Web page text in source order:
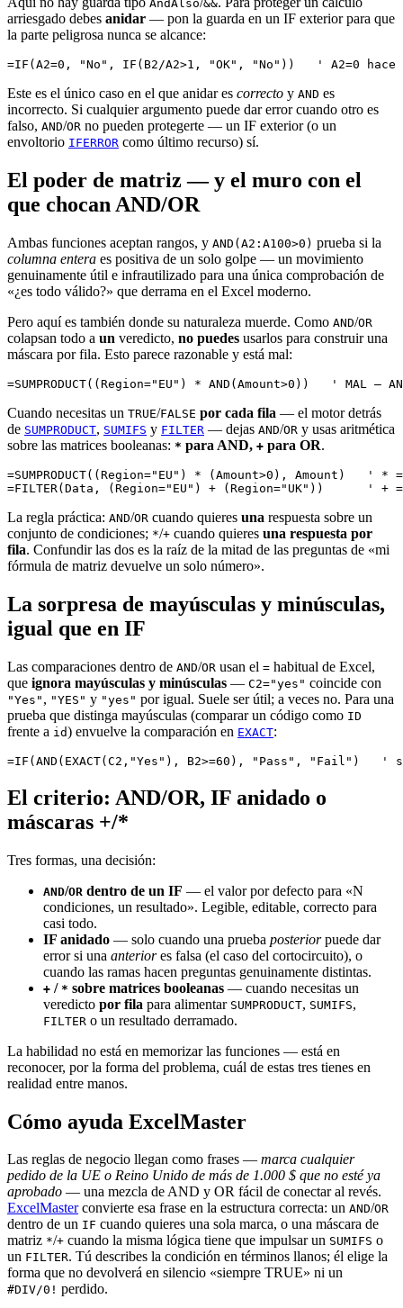
AndAlso &&
arriesgado debes anidar — pon la guarda en un IF exterior para que
la parte peligrosa nunca se alcance:
Este es el único caso en el que anidar es correcto y AND es
incorrecto. Si cualquier argumento puede dar error cuando otro es
falso, AND/OR no pueden protegerte — un IF exterior (o un
envoltorio IFERROR como último recurso) sí.
El poder de matriz — y el muro con el
que chocan AND/OR
Ambas funciones aceptan rangos, y AND(A2:A100>0) prueba si la
columna entera es positiva de un solo golpe — un movimiento
genuinamente útil e infrautilizado para una única comprobación de
«¿es todo válido?» que derrama en el Excel moderno.
Pero aquí es también donde su naturaleza muerde. Como AND/OR
colapsan todo a un veredicto, no puedes usarlos para construir una
máscara por fila. Esto parece razonable y está mal:
Cuando necesitas un TRUE/FALSE por cada fila — el motor detrás
de SUMPRODUCT, SUMIFS y FILTER — dejas AND/OR y usas aritmética
sobre las matrices booleanas: * para AND, + para OR.
=SUMPRODUCT((Region="EU") * (Amount>0), Amount)
La regla práctica: AND/OR cuando quieres una respuesta sobre un
conjunto de condiciones; */+ cuando quieres una respuesta por
fila. Confundir las dos es la raíz de la mitad de las preguntas de «mi
fórmula de matriz devuelve un solo número».
La sorpresa de mayúsculas y minúsculas,
igual que en IF
Las comparaciones dentro de AND/OR usan el = habitual de Excel,
que ignora mayúsculas y minúsculas — C2="yes" coincide con
"Yes" , "YES" y "yes" por igual. Suele ser útil; a veces no. Para una
prueba que distinga mayúsculas (comparar un código como ID
frente a id) envuelve la comparación en EXACT:
El criterio: AND/OR, IF anidado o
máscaras +/*
Tres formas, una decisión:
AND/OR dentro de un IF — el valor por defecto para «N
condiciones, un resultado». Legible, editable, correcto para
casi todo.
IF anidado — solo cuando una prueba posteriorpuede dar
error si una anteriores falsa (el caso del cortocircuito), o
cuando las ramas hacen preguntas genuinamente distintas.
+ / * sobre matrices booleanas — cuando necesitas un
veredicto por fila para alimentar SUMPRODUCT, SUMIFS,
FILTER o un resultado derramado.
La habilidad no está en memorizar las funciones — está en
reconocer, por la forma del problema, cuál de estas tres tienes en
realidad entre manos.
Cómo ayuda ExcelMaster
Las reglas de negocio llegan como frases — marca cualquier
pedido de la UE o Reino Unido de más de 1.000 $ que no esté ya
aprobado — una mezcla de AND y OR fácil de conectar al revés.
ExcelMasterconvierte esa frase en la estructura correcta: un AND/OR
dentro de un IF cuando quieres una sola marca, o una máscara de
matriz */+ cuando la misma lógica tiene que impulsar un SUMIFS o
un FILTER. Tú describes la condición en términos llanos; él elige la
forma que no devolverá en silencio «siempre TRUE» ni un
#DIV/0! perdido.